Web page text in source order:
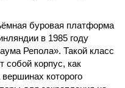
буровая платформа
в 1985 году
Репола». Такой класс
собой корпус, как
которого